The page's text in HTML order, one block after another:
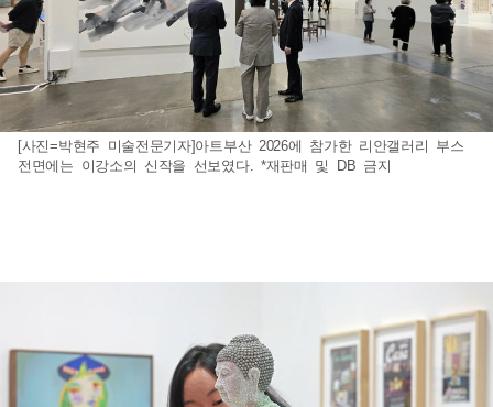
[사진=박현주 미술전문기자]아트부산 2026에 참가한 리안갤러리 부스
전면에는 이강소의 신작을 선보였다. *재판매 및 DB 금지